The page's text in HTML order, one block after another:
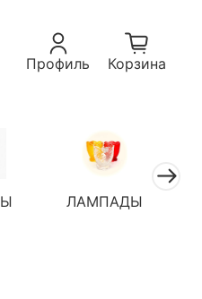
Профиль Корзина
ЛАМПАДЫ